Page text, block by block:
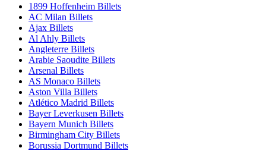
1899 Hoffenheim Billets
AC Milan Billets
Ajax Billets
Al Ahly Billets
Angleterre Billets
Arabie Saoudite Billets
Arsenal Billets
AS Monaco Billets
Aston Villa Billets
Atlético Madrid Billets
Bayer Leverkusen Billets
Bayern Munich Billets
Birmingham City Billets
Borussia Dortmund Billets